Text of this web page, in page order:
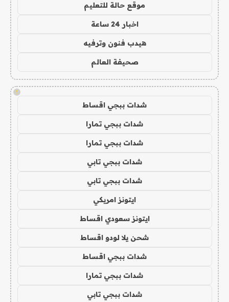
موقع حالة للتعليم
اخبار 24 ساعة
هيدب فنون وترفيه
صحيفة العالم
!
شدات ببجي اقساط
شدات ببجي تمارا
شدات ببجي تمارا
شدات ببجي تابي
شدات ببجي تابي
ايتونز امريكي
ايتونز سعودي اقساط
شحن يلا لودو اقساط
شدات ببجي اقساط
شدات ببجي تمارا
شدات ببجي تابي